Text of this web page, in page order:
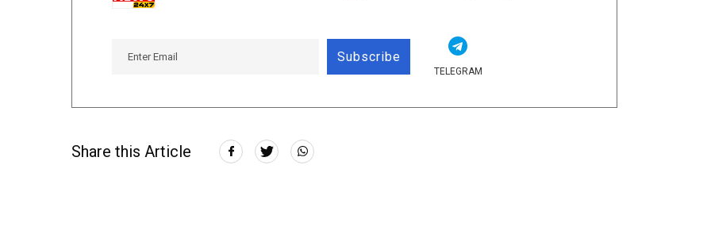
Subscribe
TELEGRAM
Share this Article